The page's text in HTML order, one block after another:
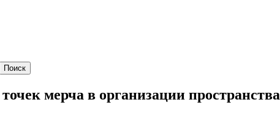
мерча в организации пространства